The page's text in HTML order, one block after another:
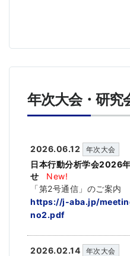
年次大会・研究
2026.06.12 年次大会
日本行動分析学会2026
せ
New!
「第2号通信」のご案内
https://j-aba.jp/
no2.pdf
2026.02.14 年次大会